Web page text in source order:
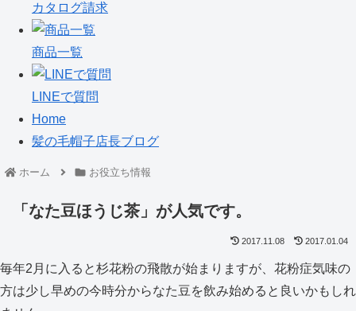
カタログ請求
商品一覧
LINEで質問
Home
髪の毛帽子店長ブログ
ホーム お役立ち情報
「なた豆ほうじ茶」が人気です。
2017.11.08 2017.01.04
毎年2月に入ると杉花粉の飛散が始まりますが、花粉症気味の
方は少し早めの今時分からなた豆を飲み始めると良いかもしれ